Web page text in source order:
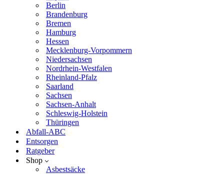
Berlin
Brandenburg
Bremen
Hamburg
Hessen
Mecklenburg-Vorpommern
Niedersachsen
Nordrhein-Westfalen
Rheinland-Pfalz
Saarland
Sachsen
Sachsen-Anhalt
Schleswig-Holstein
Thüringen
Abfall-ABC
Entsorgen
Ratgeber
Shop
Asbestsäcke